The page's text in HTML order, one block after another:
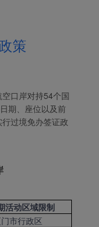
策
口岸对持54个国
期、座位以及前
过境免办签证政
活动区域限制
门市行政区